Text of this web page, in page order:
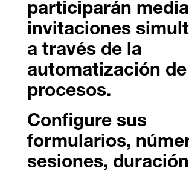
participarán
invitaciones
a través de la
automatización
procesos.
Configure sus
formularios,
sesiones,